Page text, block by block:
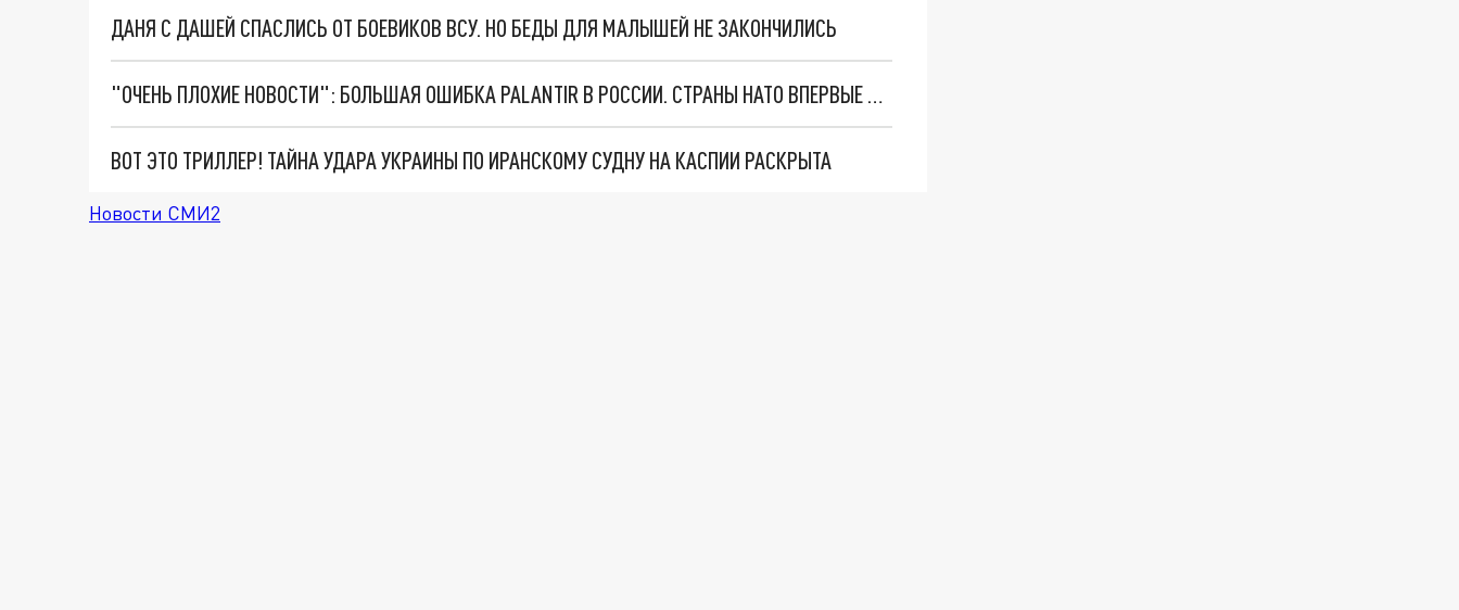
ДАНЯ С ДАШЕЙ СПАСЛИСЬ ОТ БОЕВИКОВ ВСУ. НО БЕДЫ ДЛЯ МАЛЫШЕЙ НЕ ЗАКОНЧИЛИСЬ
"ОЧЕНЬ ПЛОХИЕ НОВОСТИ": БОЛЬШАЯ ОШИБКА PALANTIR В РОССИИ. СТРАНЫ НАТО ВПЕРВЫЕ ЗА СВО ОСТАНОВИЛИ ПОСТАВКИ ОРУЖИЯ. ВСУ ТЕРЯЮТ ПРИГРАНИЧЬЕ?
ВОТ ЭТО ТРИЛЛЕР! ТАЙНА УДАРА УКРАИНЫ ПО ИРАНСКОМУ СУДНУ НА КАСПИИ РАСКРЫТА
Новости СМИ2